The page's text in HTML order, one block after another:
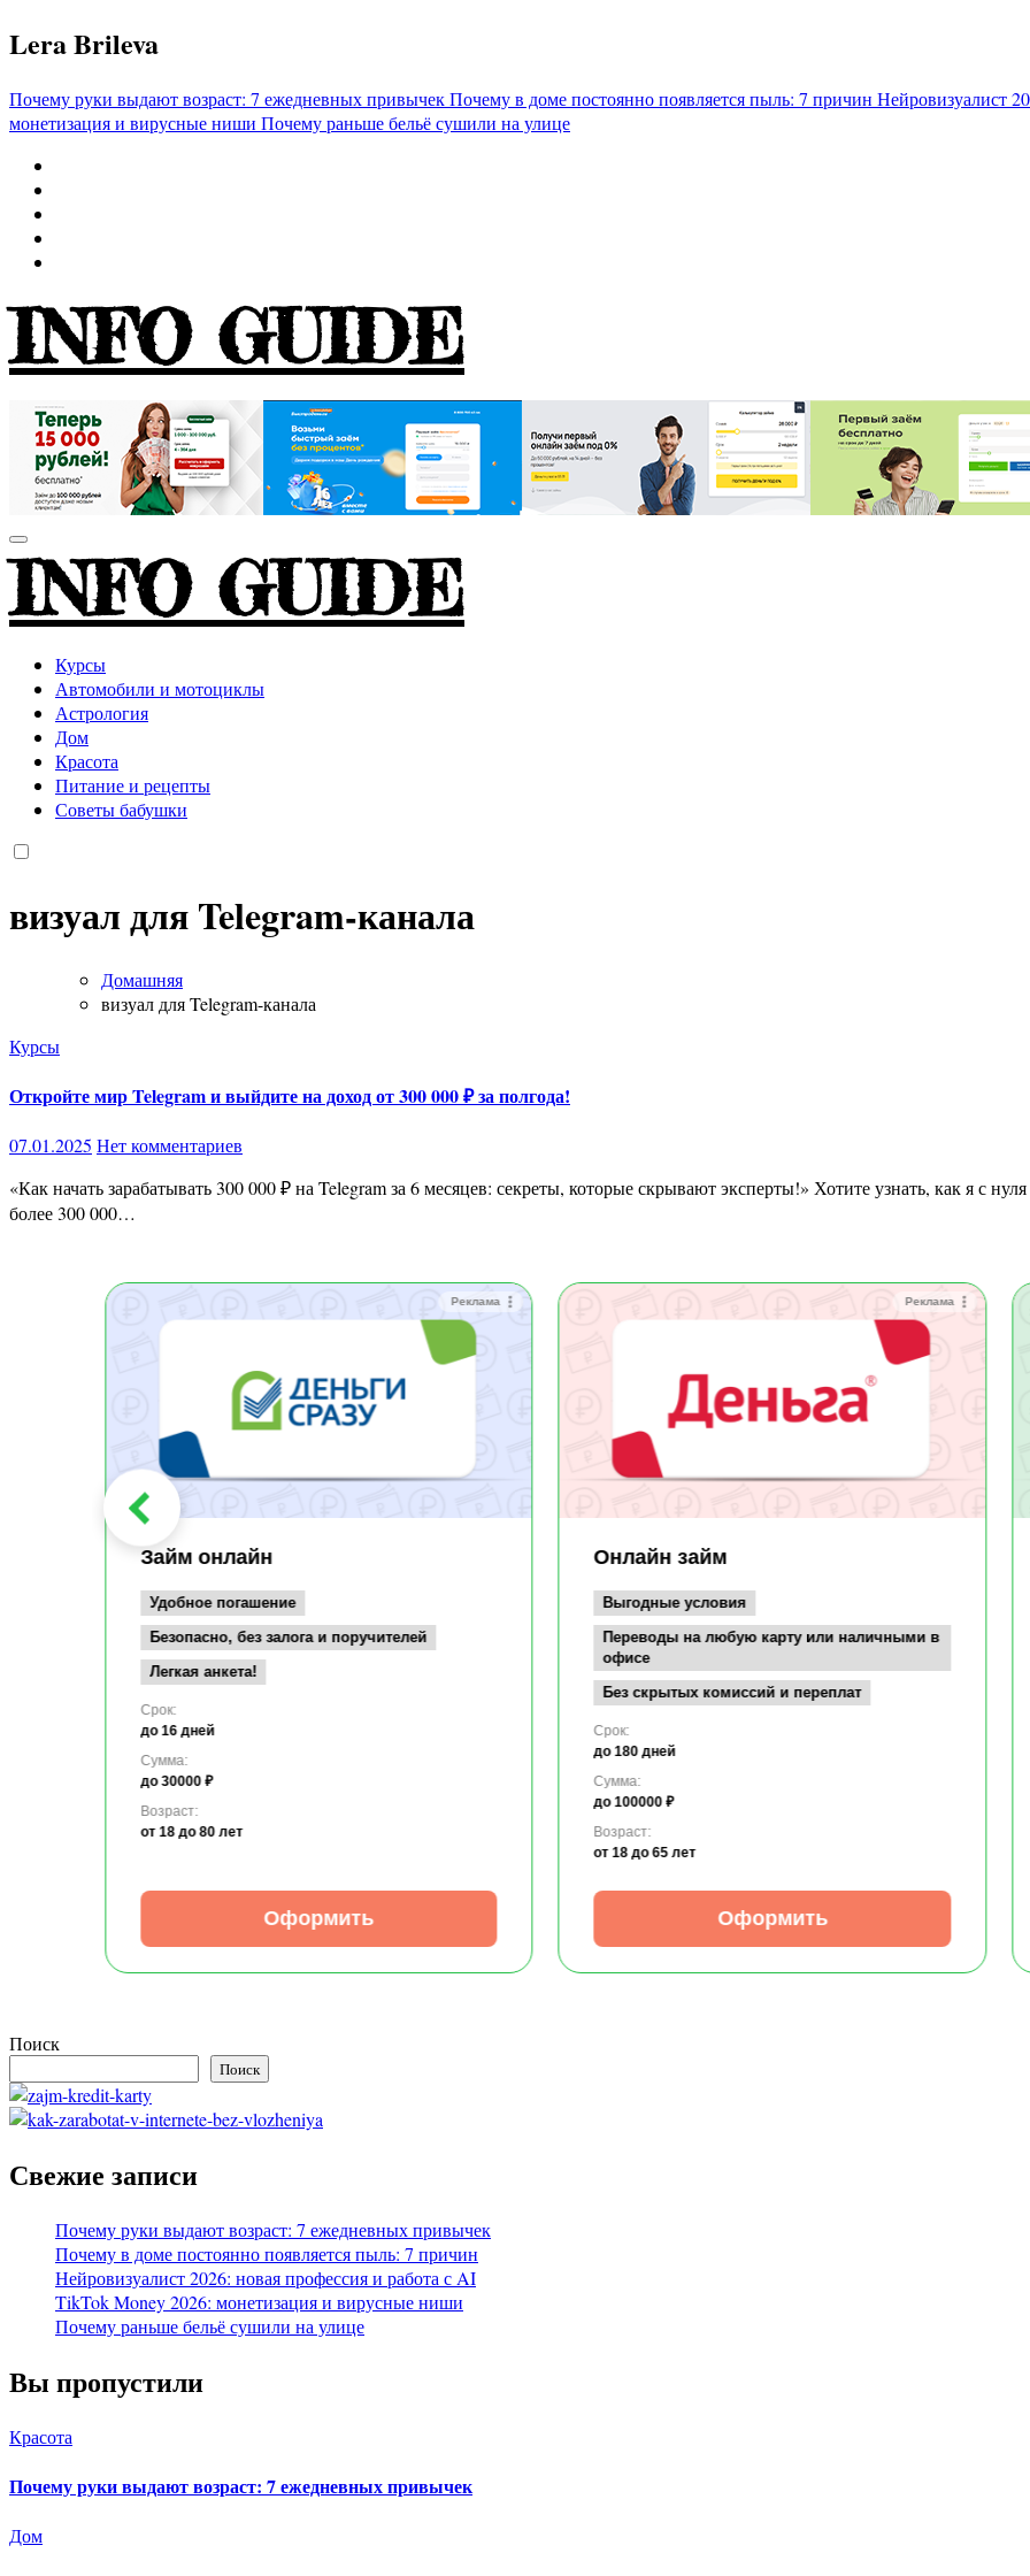
Перейти
к
Lera Brileva
Почему руки выдают возраст: 7 ежедневных привычекПочему в доме постоянно появляется пыль: 7 причин Нейровизуалист
монетизация и вирусные ниши Почему раньше бельё сушили на улице
INFO GUIDE
INFO GUIDE
Курсы
Автомобили и мотоциклы
Астрология
Дом
Красота
Питание и рецепты
Советы бабушки
визуал для Telegram-канала
Домашняя
визуал для Telegram-канала
Курсы
Откройте мир Telegram и выйдите на доход от 300 000 ₽ за полгода!
07.01.2025 Нет комментариев
«Как начать зарабатывать 300 000 ₽ на Telegram за 6 месяцев: секреты, которые скрывают эксперты!» Хотите узнать, как я с нуля построила доходный Telegram-канал, который приносит мне
более 300 000…
Реклама
Займ онлайн
Удобное погашение
Безопасно, без залога и поручителей
Легкая анкета!
Срок:
до 16 дней
Сумма:
до 30000 ₽
Возраст:
от 18 до 80 лет
Оформить
Реклама
Онлайн займ
Выгодные условия
Переводы на любую карту или наличными в
офисе
Без скрытых комиссий и переплат
Срок:
до 180 дней
Сумма:
до 100000 ₽
Возраст:
от 18 до 65 лет
Оформить
Поиск
Поиск
Свежие записи
Почему руки выдают возраст: 7 ежедневных привычек
Почему в доме постоянно появляется пыль: 7 причин
Нейровизуалист 2026: новая профессия и работа с AI
TikTok Money 2026: монетизация и вирусные ниши
Почему раньше бельё сушили на улице
Вы пропустили
Красота
Почему руки выдают возраст: 7 ежедневных привычек
Дом